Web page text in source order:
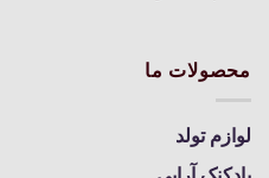
محصولات ما
لوازم تولد